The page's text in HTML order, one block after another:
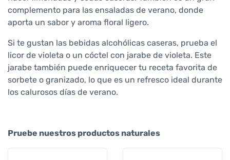
complemento para las ensaladas de verano, donde
aporta un sabor y aroma floral ligero.
Si te gustan las bebidas alcohólicas caseras, prueba el
licor de violeta o un cóctel con jarabe de violeta. Este
jarabe también puede enriquecer tu receta favorita de
sorbete o granizado, lo que es un refresco ideal durante
los calurosos días de verano.
Pruebe nuestros productos naturales